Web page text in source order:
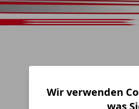
Wir verwenden